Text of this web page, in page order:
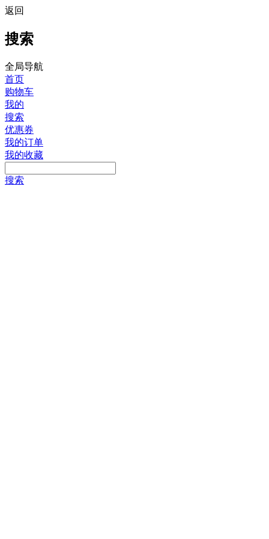
返回
搜索
全局导航
首页
购物车
我的
搜索
优惠券
我的订单
我的收藏
搜索